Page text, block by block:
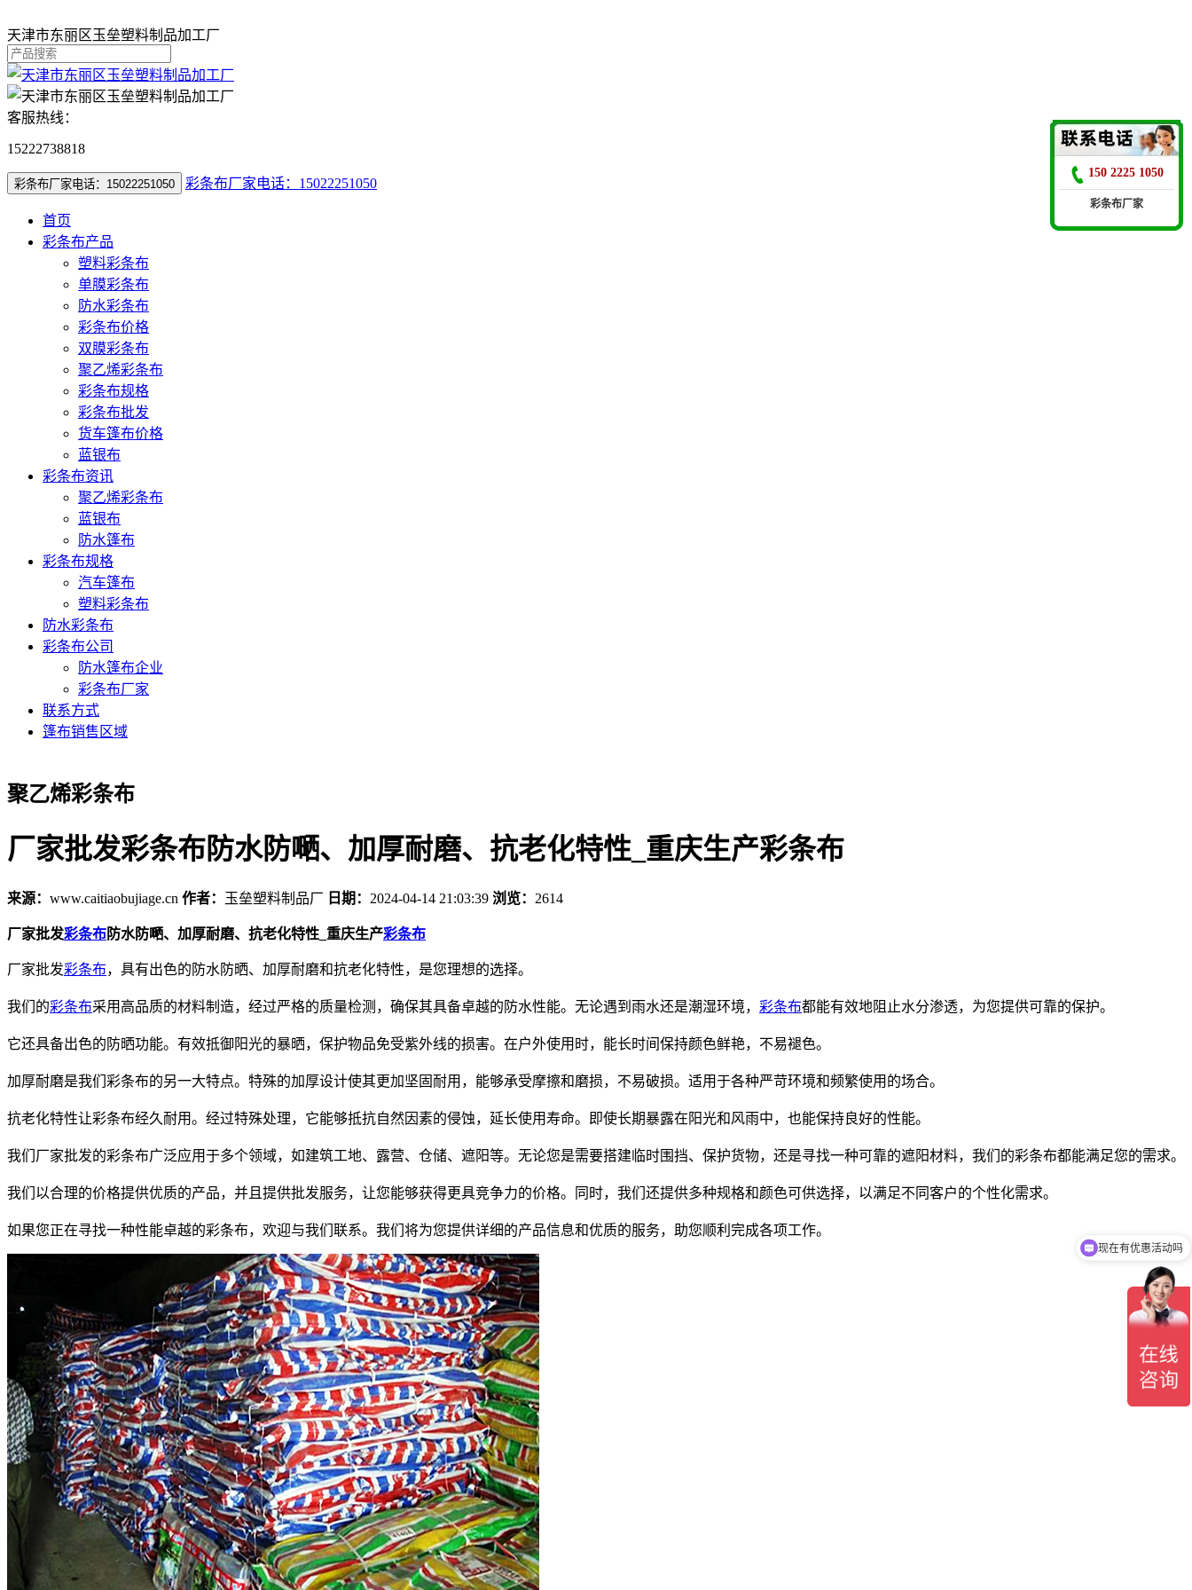
天津市东丽区玉垒塑料制品加工厂
客服热线：
15222738818
彩条布厂家电话：15022251050 彩条布厂家电话：15022251050
首页
彩条布产品
塑料彩条布
单膜彩条布
防水彩条布
彩条布价格
双膜彩条布
聚乙烯彩条布
彩条布规格
彩条布批发
货车篷布价格
蓝银布
彩条布资讯
聚乙烯彩条布
蓝银布
防水篷布
彩条布规格
汽车篷布
塑料彩条布
防水彩条布
彩条布公司
防水篷布企业
彩条布厂家
联系方式
篷布销售区域
聚乙烯彩条布
厂家批发彩条布防水防嗮、加厚耐磨、抗老化特性_重庆生产彩条布
来源： www.caitiaobujiage.cn 作者： 玉垒塑料制品厂 日期： 2024-04-14 21:03:39 浏览： 2614
厂家批发彩条布防水防嗮、加厚耐磨、抗老化特性_重庆生产彩条布
厂家批发彩条布，具有出色的防水防晒、加厚耐磨和抗老化特性，是您理想的选择。
我们的彩条布采用高品质的材料制造，经过严格的质量检测，确保其具备卓越的防水性能。无论遇到雨水还是潮湿环境， 彩条布都能有效地阻止水分渗透，为您提供可靠的保护。
它还具备出色的防晒功能。有效抵御阳光的暴晒，保护物品免受紫外线的损害。在户外使用时，能长时间保持颜色鲜艳，不易褪色。
加厚耐磨是我们彩条布的另一大特点。特殊的加厚设计使其更加坚固耐用，能够承受摩擦和磨损，不易破损。适用于各种严苛环境和频繁使用的场合。
抗老化特性让彩条布经久耐用。经过特殊处理，它能够抵抗自然因素的侵蚀，延长使用寿命。即使长期暴露在阳光和风雨中，也能保持良好的性能。
我们厂家批发的彩条布广泛应用于多个领域，如建筑工地、露营、仓储、遮阳等。无论您是需要搭建临时围挡、保护货物，还是寻找一种可靠的遮阳材料，我们的彩条布都能满足您的需求。
我们以合理的价格提供优质的产品，并且提供批发服务，让您能够获得更具竞争力的价格。同时，我们还提供多种规格和颜色可供选择，以满足不同客户的个性化需求。
如果您正在寻找一种性能卓越的彩条布，欢迎与我们联系。我们将为您提供详细的产品信息和优质的服务，助您顺利完成各项工作。
150 2225 1050
彩条布厂家
现在有优惠活动吗